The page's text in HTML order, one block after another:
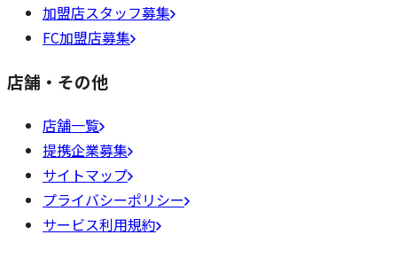
加盟店スタッフ募集
FC加盟店募集
店舗・その他
店舗一覧
提携企業募集
サイトマップ
プライバシーポリシー
サービス利用規約